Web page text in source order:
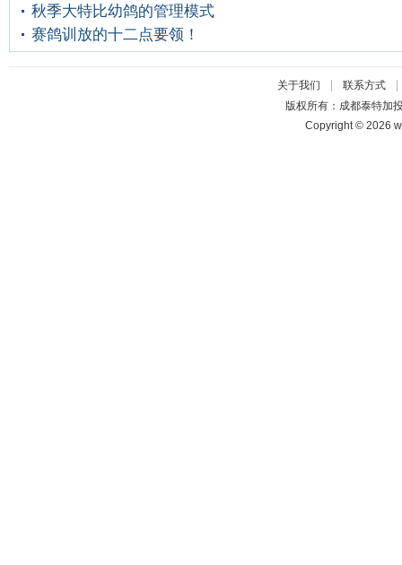
秋季大特比幼鸽的管理模式
赛鸽训放的十二点要领！
关于我们 联系方式
版权所有：成都泰特加
Copyright © 2026